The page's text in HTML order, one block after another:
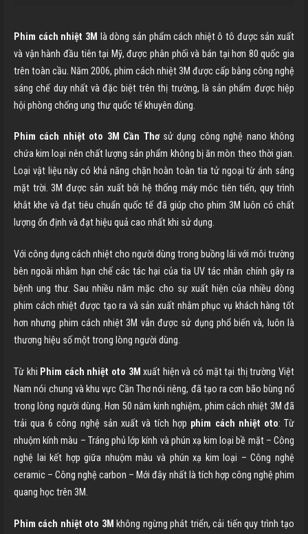
Phim cách nhiệt 3M là dòng sản phẩm cách nhiệt ô tô được sản xuất
và vận hành đầu tiên tại Mỹ, được phân phối và bán tại hơn 80 quốc gia
trên toàn cầu. Năm 2006, phim cách nhiệt 3M được cấp bằng công nghệ
sáng chế duy nhất và đặc biệt trên thị trường, là sản phẩm được hiệp
hội phòng chống ung thư quốc tế khuyên dùng.
Phim cách nhiệt oto 3M Cần Thơsử dụng công nghệ nano không
chứa kim loại nên chất lượng sản phẩm không bị ăn mòn theo thời gian.
Loại vật liệu này có khả năng chặn hoàn toàn tia tử ngoại từ ánh sáng
mặt trời. 3M được sản xuất bởi hệ thống máy móc tiên tiến, quy trình
khắt khe và đạt tiêu chuẩn quốc tế đã giúp cho phim 3M luôn có chất
lượng ổn định và đạt hiệu quả cao nhất khi sử dụng.
Với công dụng cách nhiệt cho người dùng trong buồng lái với môi trường
bên ngoài nhằm hạn chế các tác hại của tia UV tác nhân chính gây ra
bệnh ung thư. Sau nhiều năm mặc cho sự xuất hiện của nhiều dòng
phim cách nhiệt được tạo ra và sản xuất nhằm phục vụ khách hàng tốt
hơn nhưng phim cách nhiệt 3M vẫn được sử dụng phổ biến và, luôn là
thương hiệu số một trong lòng người dùng.
Từ khi Phim cách nhiệt oto 3Mxuất hiện và có mặt tại thị trường Việt
Nam nói chung và khu vực Cần Thơnói riêng, đã tạo ra cơn bão bùng nổ
trong lòng người dùng. Hơn 50 năm kinh nghiệm, phim cách nhiệt 3M đã
trải qua 6 công nghệ sản xuất và tích hợp phim cách nhiệt oto: Từ
nhuộm kính màu – Tráng phủ lớp kính và phún xạ kim loại bề mặt – Công
nghệ lai kết hợp giữa nhuộm màu và phún xạ kim loại – Công nghệ
ceramic – Công nghệ carbon – Mới đây nhất là tích hợp công nghệ phim
quang học trên 3M.
Phim cách nhiệt oto 3M không ngừng phát triển, cải tiến quy trình tạo